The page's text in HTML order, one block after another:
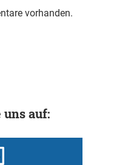
vorhanden.
uns auf: